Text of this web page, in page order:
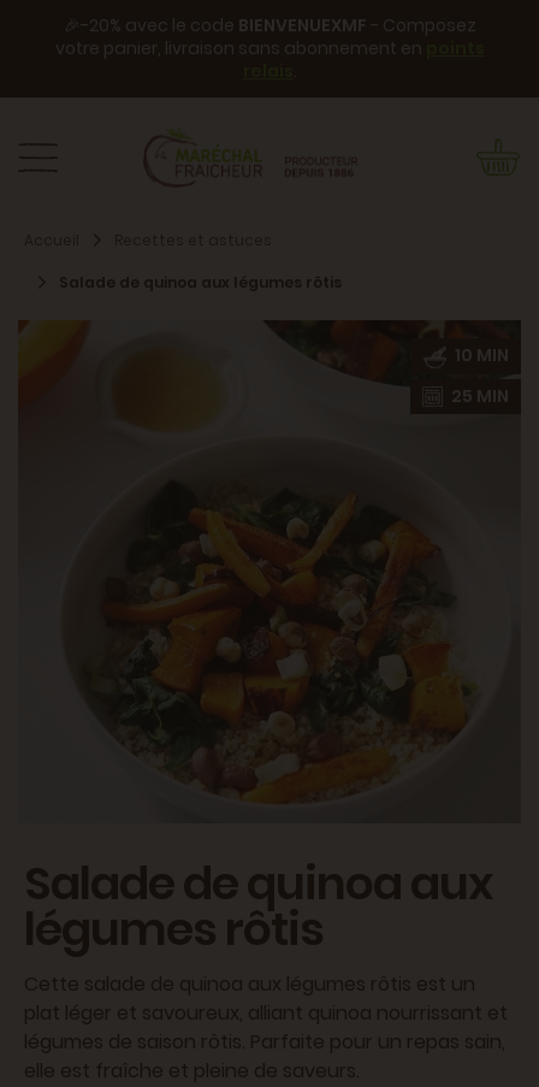
🎉-20% avec le code BIENVENUEXMF - Composez
votre panier, livraison sans abonnement en
.
Salade de quinoa aux légumes rôtis
10 MIN
25 MIN
Salade de quinoa aux
légumes rôtis
Cette salade de quinoa aux légumes rôtis est un
plat léger et savoureux, alliant quinoa nourrissant et
légumes de saison rôtis. Parfaite pour un repas sain,
elle est fraîche et pleine de saveurs.